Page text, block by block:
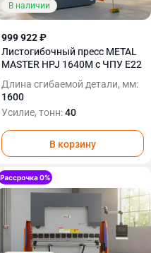
В наличии
999 922 ₽
Листогибочный пресс METAL
MASTER HPJ 1640M c ЧПУ E22
Длина сгибаемой детали, мм:
1600
Усилие, тонн:40
В корзину